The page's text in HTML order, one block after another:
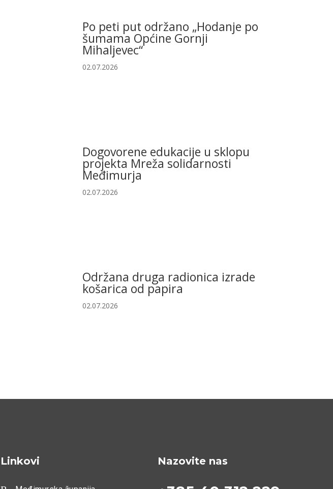
Po peti put održano „Hodanje po
šumama Općine Gornji
Mihaljevec“
02.07.2026
Dogovorene edukacije u sklopu
projekta Mreža solidarnosti
Međimurja
02.07.2026
Održana druga radionica izrade
košarica od papira
02.07.2026
Linkovi Nazovite nas